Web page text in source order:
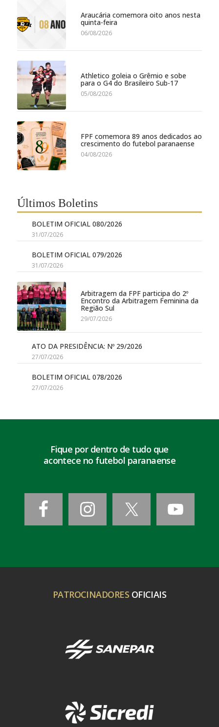
Araucária comemora oito anos nesta
quinta-feira
06/08/2026
Athletico goleia o Grêmio e sobe
para o G4 do Brasileiro Sub-17
05/08/2026
FPF comemora 89 anos dedicados ao
crescimento do futebol paranaense
04/08/2026
Últimos Boletins
BOLETIM OFICIAL 080/2026
31/07/2026
BOLETIM OFICIAL 079/2026
31/07/2026
Arbitragem da FPF participa do 2º
Encontro da Arbitragem Feminina da
Região Sul
29/07/2026
ATO DA PRESIDÊNCIA: Nº 29/2026
27/07/2026
BOLETIM OFICIAL 078/2026
27/07/2026
Fique por dentro de tudo que
acontece no futebol paranaense
PATROCINADORES OFICIAIS